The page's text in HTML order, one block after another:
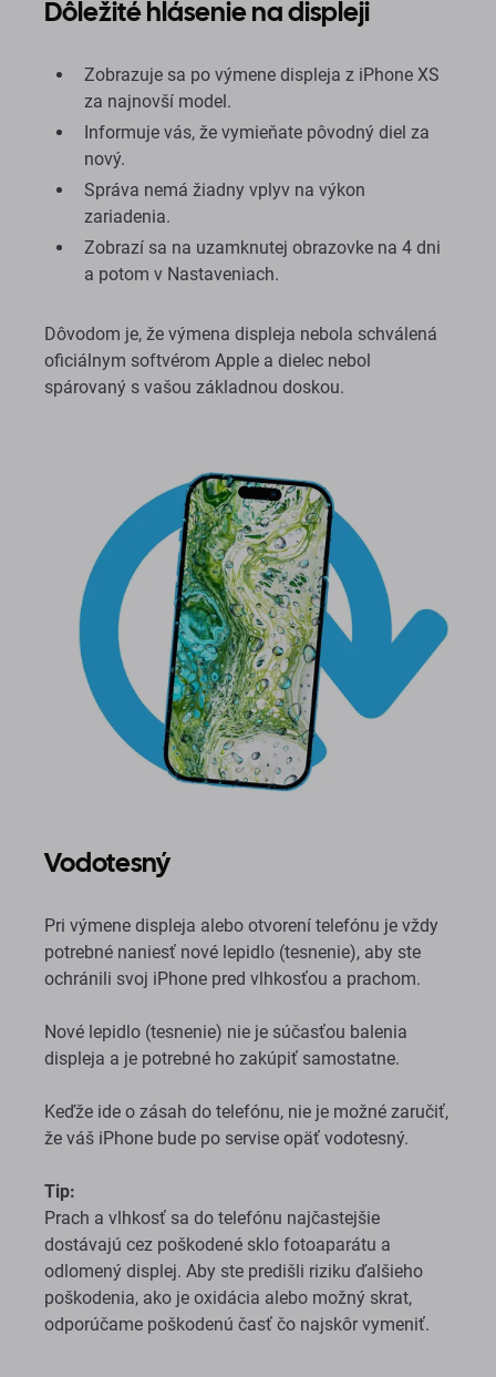
Dôležité hlásenie na displeji
Zobrazuje sa po výmene displeja z iPhone XS
za najnovší model.
Informuje vás, že vymieňate pôvodný diel za
nový.
Správa nemá žiadny vplyv na výkon
zariadenia.
Zobrazí sa na uzamknutej obrazovke na 4 dni
a potom v Nastaveniach.
Dôvodom je, že výmena displeja nebola schválená
oficiálnym softvérom Apple a dielec nebol
spárovaný s vašou základnou doskou.
Vodotesný
Pri výmene displeja alebo otvorení telefónu je vždy
potrebné naniesť nové lepidlo (tesnenie), aby ste
ochránili svoj iPhone pred vlhkosťou a prachom.
Nové lepidlo (tesnenie) nie je súčasťou balenia
displeja a je potrebné ho zakúpiť samostatne.
Keďže ide o zásah do telefónu, nie je možné zaručiť,
že váš iPhone bude po servise opäť vodotesný.
Tip:
Prach a vlhkosť sa do telefónu najčastejšie
dostávajú cez poškodené sklo fotoaparátu a
odlomený displej. Aby ste predišli riziku ďalšieho
poškodenia, ako je oxidácia alebo možný skrat,
odporúčame poškodenú časť čo najskôr vymeniť.